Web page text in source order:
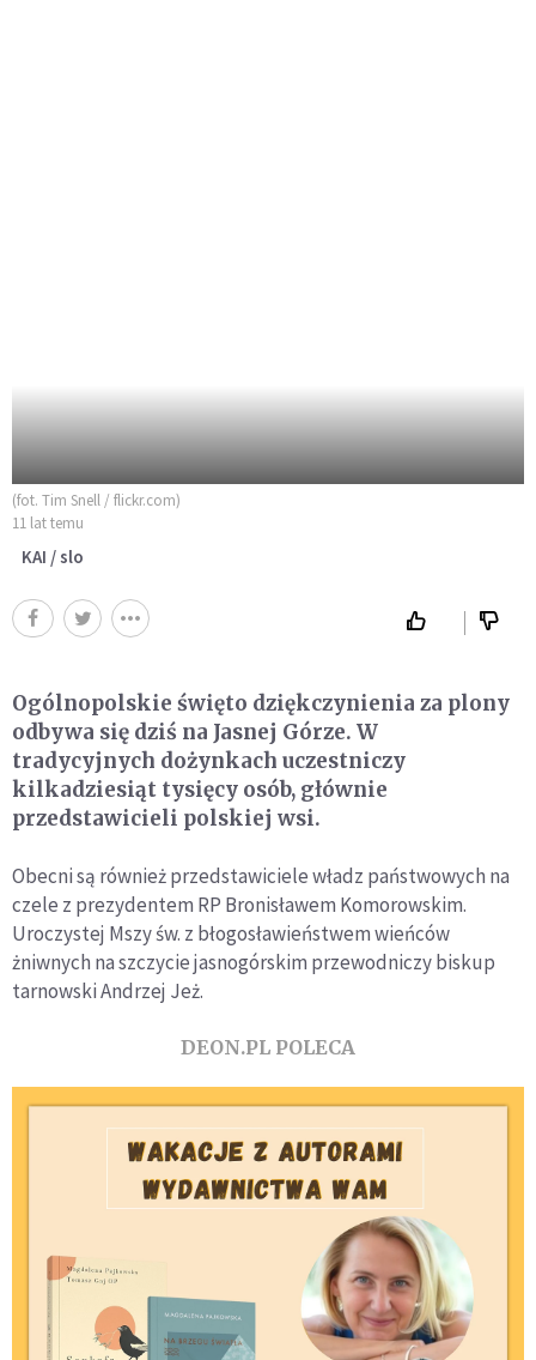
(fot. Tim Snell / flickr.com)
11 lat temu
KAI / slo
Ogólnopolskie święto dziękczynienia za plony
odbywa się dziś na Jasnej Górze. W
tradycyjnych dożynkach uczestniczy
kilkadziesiąt tysięcy osób, głównie
przedstawicieli polskiej wsi.
Obecni są również przedstawiciele władz państwowych na
czele z prezydentem RP Bronisławem Komorowskim.
Uroczystej Mszy św. z błogosławieństwem wieńców
żniwnych na szczycie jasnogórskim przewodniczy biskup
tarnowski Andrzej Jeż.
DEON.PL POLECA